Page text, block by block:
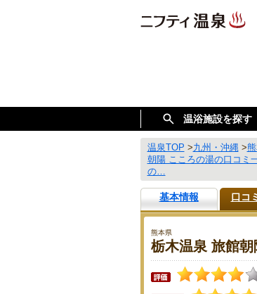
温浴施設を探す
温泉TOP >九州・沖縄>
朝陽 こころの湯の口コミ
の…
基本情報 口コ
熊本県
栃木温泉 旅館